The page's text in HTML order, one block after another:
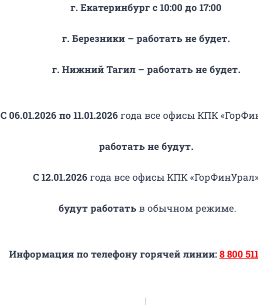
г. Екатеринбург с 10:00 до 17:00
г. Березники – работать не будет.
г. Нижний Тагил – работать не будет.
С 06.01.2026 по 11.01.2026года все офисы КПК
работать не будут.
С 12.01.2026 года все офисы КПК
будут работать в обычном режиме.
Информация по телефону горячей линии: 8 800